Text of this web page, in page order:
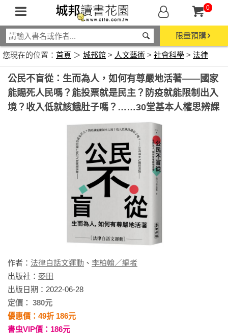
0
限量預購
您現在的位置： 首頁 ＞ 城邦館 > 人文藝術 > 社會科學 > 法律
公民不盲從：生而為人，如何有尊嚴地活著——國家
能賜死人民嗎？能投票就是民主？防疫就能限制出入
境？收入低就該餓肚子嗎？……30堂基本人權思辨課
作者： 法律白話文運動 、 李柏翰／編者
出版社： 麥田
出版日期：2022-06-28
定價： 380元
優惠價：49折 186元
書虫VIP價：186元